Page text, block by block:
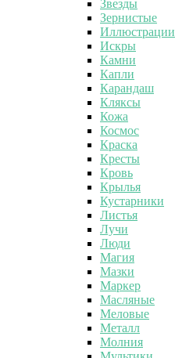
Звезды
Зернистые
Иллюстрации
Искры
Камни
Капли
Карандаш
Кляксы
Кожа
Космос
Краска
Кресты
Кровь
Крылья
Кустарники
Листья
Лучи
Люди
Магия
Мазки
Маркер
Масляные
Меловые
Металл
Молния